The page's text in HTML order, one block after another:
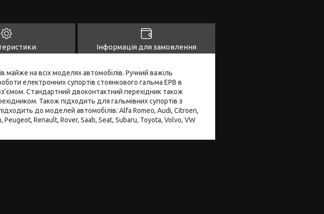
Інформація для замовлення
на всіх моделях автомобілів. Ручний важіль
електронних супортів стоянкового гальма EPB в
Стандартний двоконтактний перехідник також
Також підходить для гальмівних супортів з
до моделей автомобілів: Alfa Romeo, Audi, Citroen,
Peugeot, Renault, Rover, Saab, Seat, Subaru, Toyota, Volvo, VW